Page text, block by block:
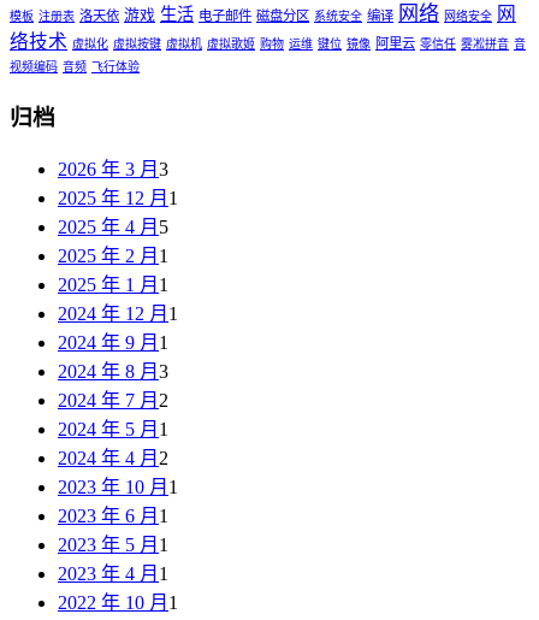
模板 注册表 洛天依 游戏 生活 电子邮件 磁盘分区 系统安全 编译 网络 网络安全
网
络技术 虚拟化 虚拟按键 虚拟机 虚拟歌姬 购物 运维 键位 镜像 阿里云 零信任 雾凇拼音 音
视频编码 音频 飞行体验
归档
2026 年 3 月 3
2025 年 12 月 1
2025 年 4 月 5
2025 年 2 月 1
2025 年 1 月 1
2024 年 12 月 1
2024 年 9 月 1
2024 年 8 月 3
2024 年 7 月 2
2024 年 5 月 1
2024 年 4 月 2
2023 年 10 月 1
2023 年 6 月 1
2023 年 5 月 1
2023 年 4 月 1
2022 年 10 月 1